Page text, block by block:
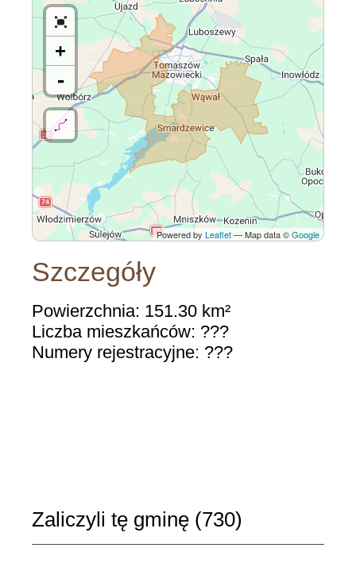
+
-
Powered by Leaflet— Map data ©Google
Szczegóły
Powierzchnia: 151.30 km²
Liczba mieszkańców: ???
Numery rejestracyjne: ???
Zaliczyli tę gminę (730)